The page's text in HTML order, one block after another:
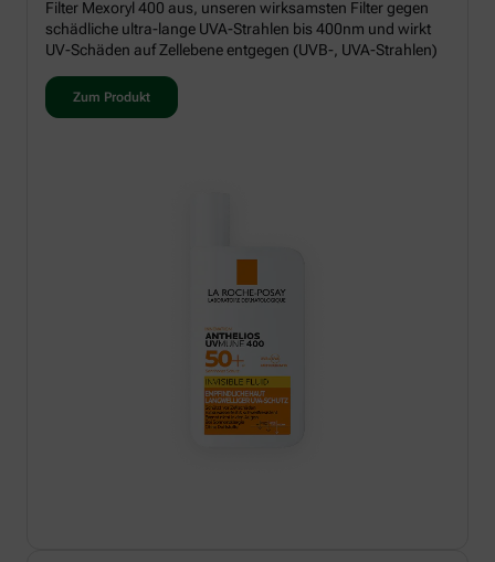
Filter Mexoryl 400 aus, unseren wirksamsten Filter gegen
schädliche ultra-lange UVA-Strahlen bis 400nm und wirkt
UV-Schäden auf Zellebene entgegen (UVB-, UVA-Strahlen)
Zum Produkt